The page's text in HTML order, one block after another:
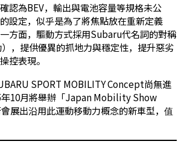
認為BEV，輸出與電池容量等規格未公
設定，似乎是為了將焦點放在重新定義
一方面，驅動方式採用Subaru代名詞的對稱
，提供優異的抓地力與穩定性，提升惡劣
控表現。
SPORT MOBILITY Concept尚無進
年10月將舉辦「Japan Mobility Show
展出沿用此運動移動力概念的新車型，值